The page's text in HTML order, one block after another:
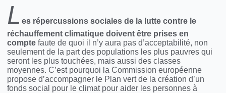
Les répercussions sociales de la lutte contre le
réchauffement climatique doivent être prises en
comptefaute de quoi il n’y aura pas d’acceptabilité, non
seulement de la part des populations les plus pauvres qui
seront les plus touchées, mais aussi des classes
moyennes. C’est pourquoi la Commission européenne
propose d’accompagner le Plan vert de la création d’un
fonds social pour le climat pour aider les personnes à